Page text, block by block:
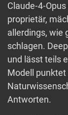
proprietär,
allerdings, wie
schlagen.
und lässt teils
Modell punktet
Antworten.